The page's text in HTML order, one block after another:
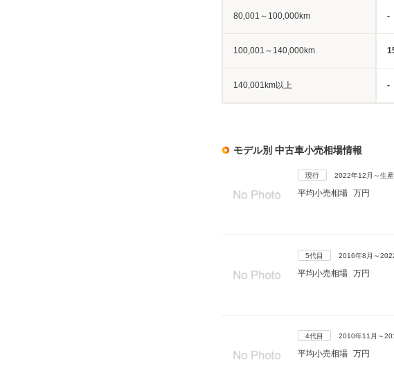
80,001～100,000km -
100,001～140,000km
140,001km以上 -
モデル別 中古車小売相場情報
現行 2022年12月～生
平均小売相場 万円
5代目 2016年8月～
平均小売相場 万円
4代目 2010年11月～
平均小売相場 万円